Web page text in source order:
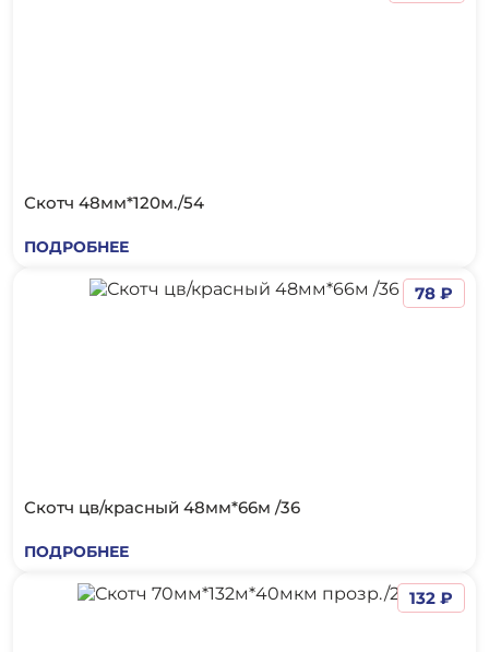
Скотч 48мм*120м./54
ПОДРОБНЕЕ
Скотч цв/красный 48мм*66м /36
ПОДРОБНЕЕ
78 ₽
132 ₽